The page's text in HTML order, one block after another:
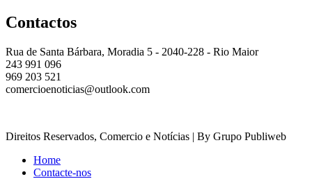
Contactos
Rua de Santa Bárbara, Moradia 5 - 2040-228 - Rio Maior
243 991 096
969 203 521
comercioenoticias@outlook.com
Direitos Reservados, Comercio e Notícias | By Grupo Publiweb
Home
Contacte-nos